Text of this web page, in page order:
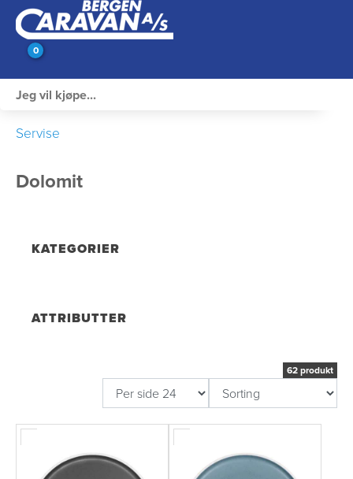
0
Servise
Dolomit
KATEGORIER
ATTRIBUTTER
62 produkt